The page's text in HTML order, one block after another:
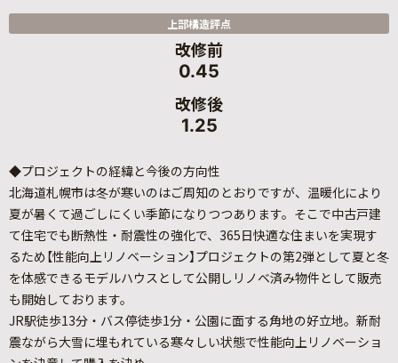
上部構造評点
改修前
0.45
改修後
1.25
◆プロジェクトの経緯と今後の方向性
北海道札幌市は冬が寒いのはご周知のとおりですが、温暖化により
夏が暑くて過ごしにくい季節になりつつあります。そこで中古戸建
て住宅でも断熱性・耐震性の強化で、365日快適な住まいを実現す
るため【性能向上リノベーション】プロジェクトの第2弾として夏と冬
を体感できるモデルハウスとして公開しリノベ済み物件として販売
も開始しております。
JR駅徒歩13分・バス停徒歩1分・公園に面する角地の好立地。新耐
震ながら大雪に埋もれている寒々しい状態で性能向上リノベーショ